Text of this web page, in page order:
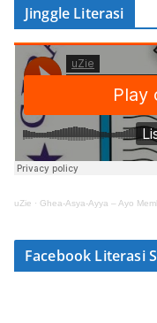
Jinggle Literasi
uZie · Ghea-Asya-Ayya – Ayo
Facebook Literasi